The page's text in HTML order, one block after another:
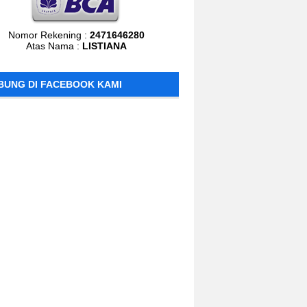
Nomor Rekening : 2471646280
Atas Nama : LISTIANA
DI FACEBOOK KAMI